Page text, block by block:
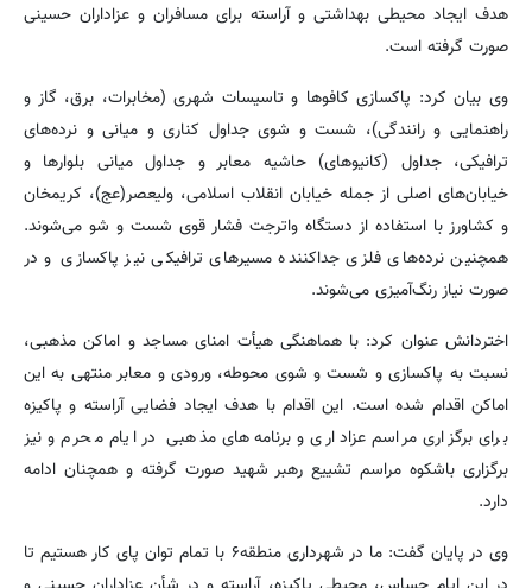
هدف ایجاد محیطی بهداشتی و آراسته برای مسافران و عزاداران حسینی
صورت گرفته است.
وی بیان کرد: پاکسازی کافوها و تاسیسات شهری (مخابرات، برق، گاز و
راهنمایی و رانندگی)، شست و شوی جداول کناری و میانی و نرده‌های
ترافیکی، جداول (کانیوهای) حاشیه معابر و جداول میانی بلوارها و
خیابان‌های اصلی از جمله خیابان انقلاب اسلامی، ولیعصر(عج)، کریمخان
و کشاورز با استفاده از دستگاه واترجت فشار قوی شست و شو می‌شوند.
همچنین نرده‌های فلزی جداکننده مسیرهای ترافیکی نیز پاکسازی و در
صورت نیاز رنگ‌آمیزی می‌شوند.
اختردانش عنوان کرد: با هماهنگی هیأت امنای مساجد و اماکن مذهبی،
نسبت به پاکسازی و شست و شوی محوطه، ورودی و معابر منتهی به این
اماکن اقدام شده است. این اقدام با هدف ایجاد فضایی آراسته و پاکیزه
برای برگزاری مراسم عزاداری و برنامه‌های مذهبی در ایام محرم و نیز
برگزاری باشکوه مراسم تشییع رهبر شهید صورت گرفته و همچنان ادامه
دارد.
وی در پایان گفت: ما در شهرداری منطقه۶ با تمام توان پای کار هستیم تا